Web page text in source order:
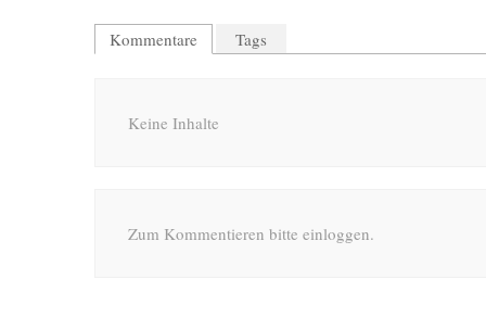
Kommentare Tags
Keine Inhalte
Zum Kommentieren bitte einloggen.